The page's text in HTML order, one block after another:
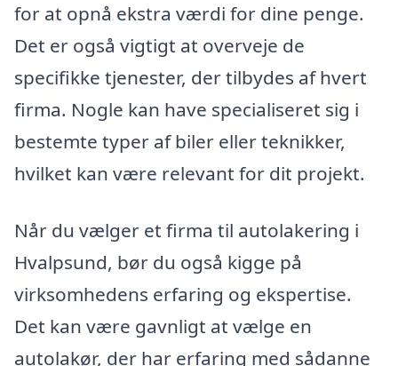
for at opnå ekstra værdi for dine penge.
Det er også vigtigt at overveje de
specifikke tjenester, der tilbydes af hvert
firma. Nogle kan have specialiseret sig i
bestemte typer af biler eller teknikker,
hvilket kan være relevant for dit projekt.
Når du vælger et firma til autolakering i
Hvalpsund, bør du også kigge på
virksomhedens erfaring og ekspertise.
Det kan være gavnligt at vælge en
autolakør, der har erfaring med sådanne